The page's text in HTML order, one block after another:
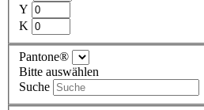
Y
K
Pantone®
Bitte auswählen
Suche